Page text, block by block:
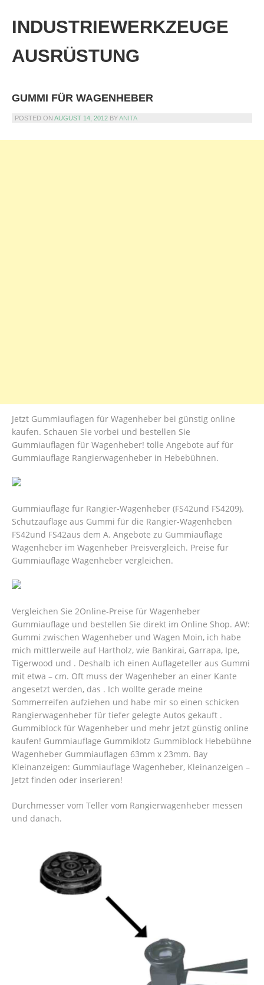
content
INDUSTRIEWERKZEUGE
AUSRÜSTUNG
GUMMI FÜR WAGENHEBER
POSTED ON AUGUST 14, 2012 BYANITA
Jetzt Gummiauflagen für Wagenheber bei günstig online
kaufen. Schauen Sie vorbei und bestellen Sie
Gummiauflagen für Wagenheber! tolle Angebote auf für
Gummiauflage Rangierwagenheber in Hebebühnen.
Gummiauflage für Rangier-Wagenheber (FS42und FS4209).
Schutzauflage aus Gummi für die Rangier-Wagenheben
FS42und FS42aus dem A. Angebote zu Gummiauflage
Wagenheber im Wagenheber Preisvergleich. Preise für
Gummiauflage Wagenheber vergleichen.
Vergleichen Sie 2Online-Preise für Wagenheber
Gummiauflage und bestellen Sie direkt im Online Shop. AW:
Gummi zwischen Wagenheber und Wagen Moin, ich habe
mich mittlerweile auf Hartholz, wie Bankirai, Garrapa, Ipe,
Tigerwood und . Deshalb ich einen Auflageteller aus Gummi
mit etwa – cm. Oft muss der Wagenheber an einer Kante
angesetzt werden, das . Ich wollte gerade meine
Sommerreifen aufziehen und habe mir so einen schicken
Rangierwagenheber für tiefer gelegte Autos gekauft .
Gummiblock für Wagenheber und mehr jetzt günstig online
kaufen! Gummiauflage Gummiklotz Gummiblock Hebebühne
Wagenheber Gummiauflagen 63mm x 23mm. Bay
Kleinanzeigen: Gummiauflage Wagenheber, Kleinanzeigen –
Jetzt finden oder inserieren!
Durchmesser vom Teller vom Rangierwagenheber messen
und danach.